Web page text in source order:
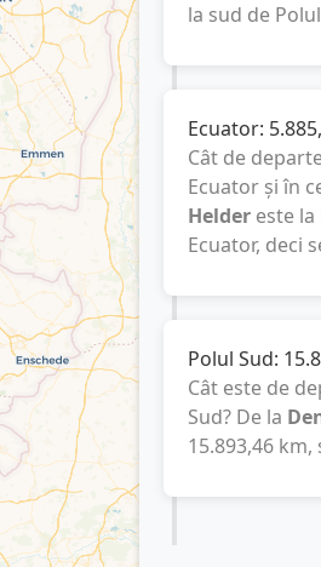
la sud de
Ecuator:
Cât de
Ecuator și în
Heldereste la
Ecuator, deci
Polul Sud:
Cât este de
Sud? De la
15.893,46 km,